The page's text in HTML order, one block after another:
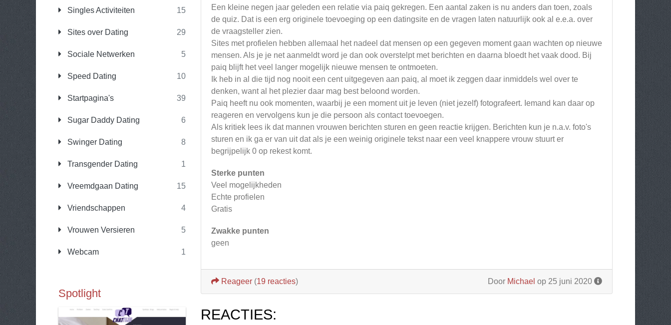
Singles Activiteiten 15
Sites over Dating 29
Sociale Netwerken 5
Speed Dating 10
Startpagina's 39
Sugar Daddy Dating 6
Swinger Dating 8
Transgender Dating 1
Vreemdgaan Dating 15
Vriendschappen 4
Vrouwen Versieren 5
Webcam 1
Spotlight
Een kleine negen jaar geleden een relatie via paiq gekregen. Een aantal zaken is nu anders dan toen, zoals
de quiz. Dat is een erg originele toevoeging op een datingsite en de vragen laten natuurlijk ook al e.e.a. over
de vraagsteller zien.
Sites met profielen hebben allemaal het nadeel dat mensen op een gegeven moment gaan wachten op nieuwe
mensen. Als je je net aanmeldt word je dan ook overstelpt met berichten en daarna bloedt het vaak dood. Bij
paiq blijft het veel langer mogelijk nieuwe mensen te ontmoeten.
Ik heb in al die tijd nog nooit een cent uitgegeven aan paiq, al moet ik zeggen daar inmiddels wel over te
denken, want al het plezier daar mag best beloond worden.
Paiq heeft nu ook momenten, waarbij je een moment uit je leven (niet jezelf) fotografeert. Iemand kan daar op
reageren en vervolgens kun je die persoon als contact toevoegen.
Als kritiek lees ik dat mannen vrouwen berichten sturen en geen reactie krijgen. Berichten kun je n.a.v. foto's
sturen en ik ga er van uit dat als je een weinig originele tekst naar een veel knappere vrouw stuurt er
begrijpelijk 0 op rekest komt.
Sterke punten
Veel mogelijkheden
Echte profielen
Gratis
Zwakke punten
geen
Door Michael op 25 juni 2020
Reageer (19 reacties)
REACTIES: